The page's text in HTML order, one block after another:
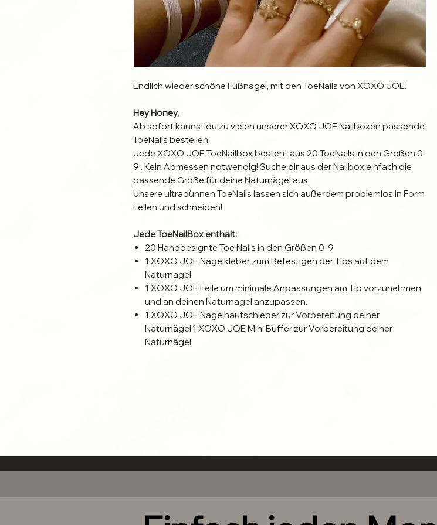
Endlich wieder schöne Fußnägel, mit den ToeNails von XOXO JOE.
Hey Honey,
Ab sofort kannst du zu vielen unserer XOXO JOE Nailboxen passende
ToeNails bestellen:
Jede XOXO JOE ToeNailbox besteht aus 20 ToeNails in den Größen 0-
9 . Kein Abmessen notwendig! Suche dir aus der Nailbox einfach die
passende Größe für deine Naturnägel aus.
Unsere ultradünnen ToeNails lassen sich außerdem problemlos in Form
Feilen und schneiden!
Jede ToeNailBox enthält:
20 Handdesignte Toe Nails in den Größen 0-9
1 XOXO JOE Nagelkleber zum Befestigen der Tips auf dem
Naturnagel.
1 XOXO JOE Feile um minimale Anpassungen am Tip vorzunehmen
und an deinen Naturnagel anzupassen.
1 XOXO JOE Nagelhautschieber zur Vorbereitung deiner
Naturnägel.1 XOXO JOE Mini Buffer zur Vorbereitung deiner
Naturnägel.